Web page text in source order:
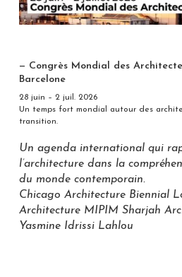
— Congrès Mondial des
Barcelone
28 juin – 2 juil. 2026
Un temps fort mondial autour des
transition.
Un agenda international qui
l’architecture dans la
du monde contemporain.
Chicago Architecture Biennial
Architecture MIPIM Sharjah
Yasmine Idrissi Lahlou